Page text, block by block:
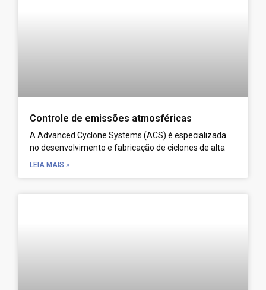
Controle de emissões atmosféricas
A Advanced Cyclone Systems (ACS) é especializada
no desenvolvimento e fabricação de ciclones de alta
LEIA MAIS »